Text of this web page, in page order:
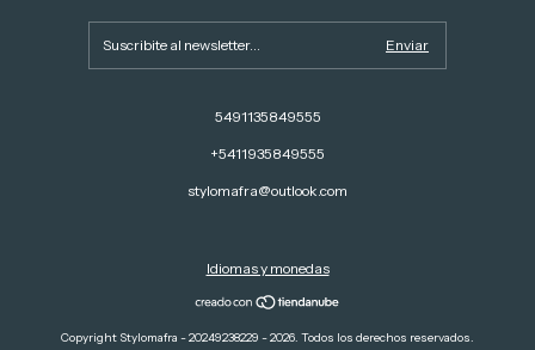
5491135849555
+5411935849555
stylomafra@outlook.com
Idiomas y monedas
Copyright Stylomafra - 20249238229 - 2026. Todos los derechos reservados.